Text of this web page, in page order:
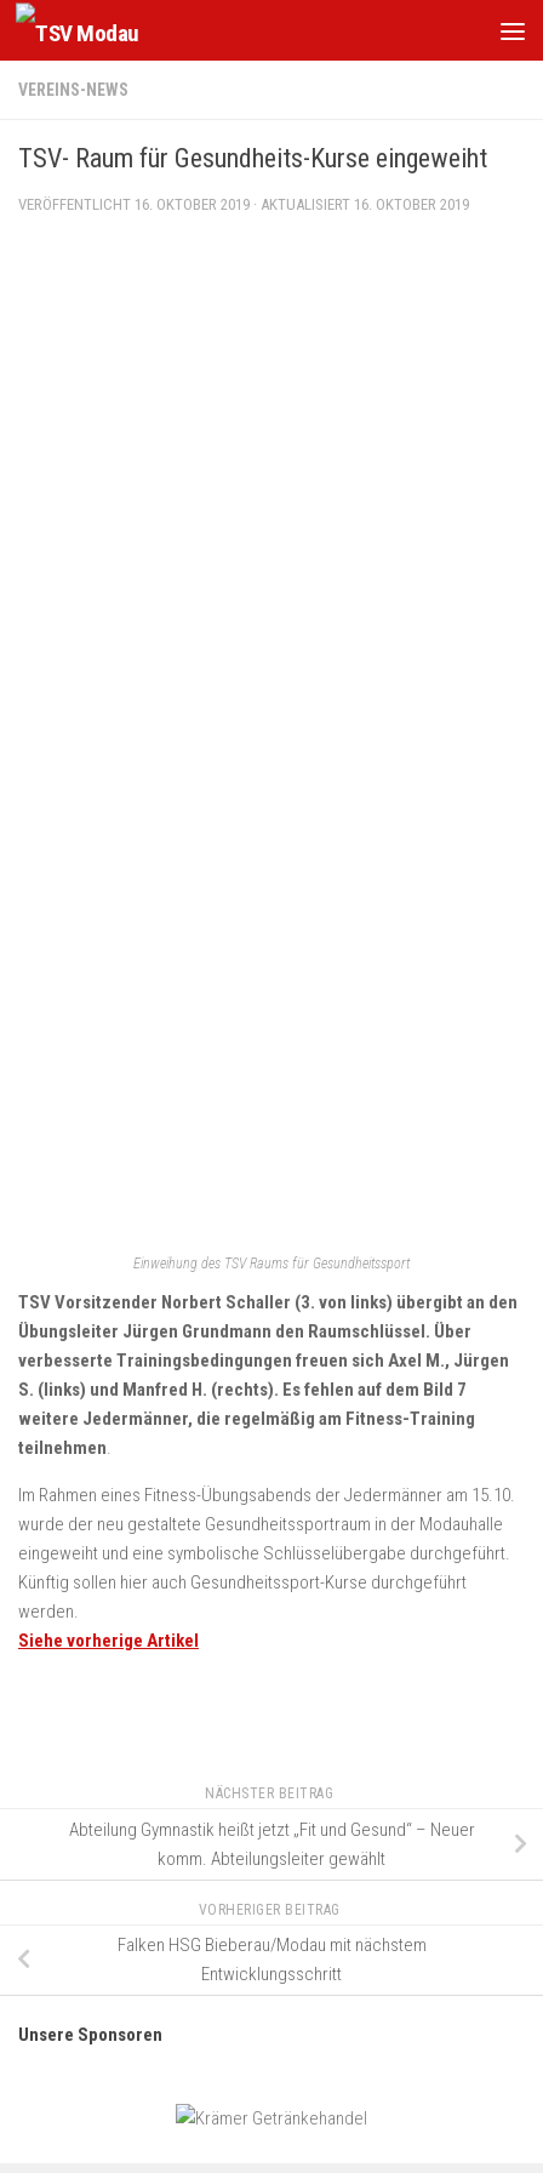
Zum Inhalt springen
VEREINS-NEWS
TSV- Raum für Gesundheits-Kurse eingeweiht
VERÖFFENTLICHT 16. OKTOBER 2019 · AKTUALISIERT 16. OKTOBER 2019
Einweihung des TSV Raums für Gesundheitssport
TSV Vorsitzender Norbert Schaller (3. von links) übergibt an den
Übungsleiter Jürgen Grundmann den Raumschlüssel. Über
verbesserte Trainingsbedingungen freuen sich Axel M., Jürgen
S. (links) und Manfred H. (rechts). Es fehlen auf dem Bild 7
weitere Jedermänner, die regelmäßig am Fitness-Training
teilnehmen.
Im Rahmen eines Fitness-Übungsabends der Jedermänner am 15.10.
wurde der neu gestaltete Gesundheitssportraum in der Modauhalle
eingeweiht und eine symbolische Schlüsselübergabe durchgeführt.
Künftig sollen hier auch Gesundheitssport-Kurse durchgeführt
werden.
Siehe vorherige Artikel
NÄCHSTER BEITRAG
Abteilung Gymnastik heißt jetzt „Fit und Gesund“ – Neuer
komm. Abteilungsleiter gewählt
VORHERIGER BEITRAG
Falken HSG Bieberau/Modau mit nächstem
Entwicklungsschritt
Unsere Sponsoren